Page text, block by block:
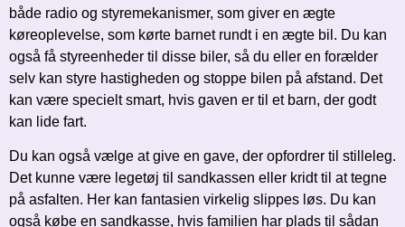
både radio og styremekanismer, som giver en ægte
køreoplevelse, som kørte barnet rundt i en ægte bil. Du kan
også få styreenheder til disse biler, så du eller en forælder
selv kan styre hastigheden og stoppe bilen på afstand. Det
kan være specielt smart, hvis gaven er til et barn, der godt
kan lide fart.
Du kan også vælge at give en gave, der opfordrer til stilleleg.
Det kunne være legetøj til sandkassen eller kridt til at tegne
på asfalten. Her kan fantasien virkelig slippes løs. Du kan
også købe en sandkasse, hvis familien har plads til sådan